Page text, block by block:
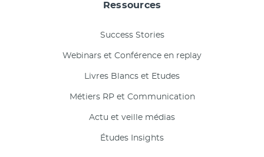
Ressources
Success Stories
Webinars et Conférence en replay
Livres Blancs et Etudes
Métiers RP et Communication
Actu et veille médias
Études Insights